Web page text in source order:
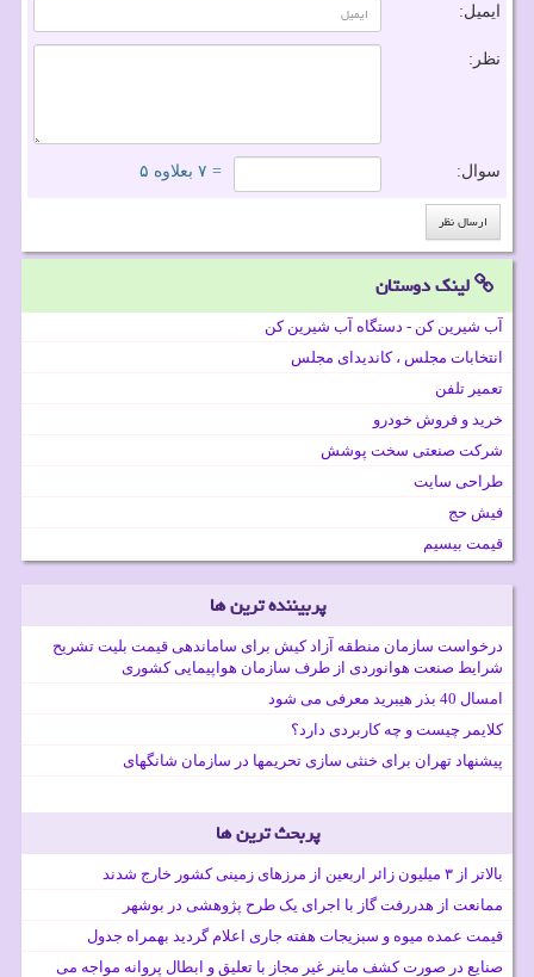
ایمیل:
نظر:
سوال: = ۷ بعلاوه ۵
لینک دوستان
آب شیرین کن - دستگاه آب شیرین کن
انتخابات مجلس ، کاندیدای مجلس
تعمیر تلفن
خرید و فروش خودرو
شرکت صنعتی سخت پوشش
طراحی سایت
فیش حج
قیمت بیسیم
پربیننده ترین ها
درخواست سازمان منطقه آزاد کیش برای ساماندهی قیمت بلیت تشریح
شرایط صنعت هوانوردی از طرف سازمان هواپیمایی کشوری
امسال 40 بذر هیبرید معرفی می شود
کلایمر چیست و چه کاربردی دارد؟
پیشنهاد تهران برای خنثی سازی تحریمها در سازمان شانگهای
پربحث ترین ها
بالاتر از ۳ میلیون زائر اربعین از مرزهای زمینی کشور خارج شدند
ممانعت از هدررفت گاز با اجرای یک طرح پژوهشی در بوشهر
قیمت عمده میوه و سبزیجات هفته جاری اعلام گردید بهمراه جدول
صنایع در صورت کشف ماینر غیر مجاز با تعلیق و ابطال پروانه مواجه می